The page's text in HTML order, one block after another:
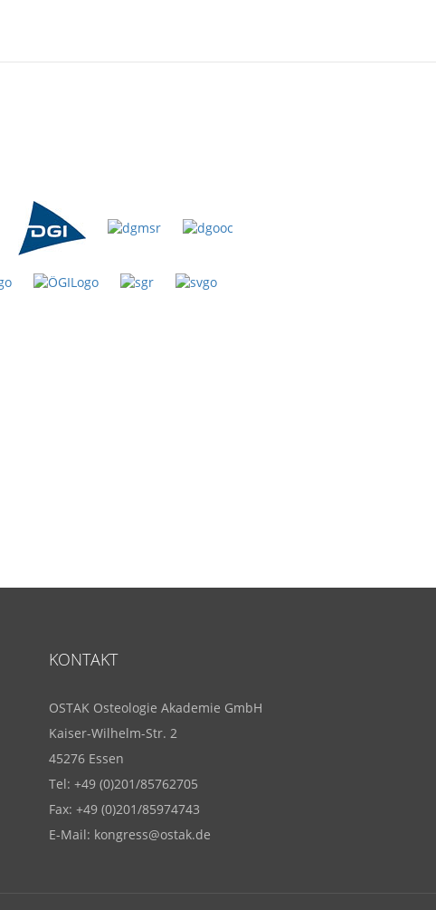
KONTAKT
OSTAK Osteologie Akademie GmbH
Kaiser-Wilhelm-Str. 2
45276 Essen
Tel: +49 (0)201/85762705
Fax: +49 (0)201/85974743
E-Mail: kongress@ostak.de